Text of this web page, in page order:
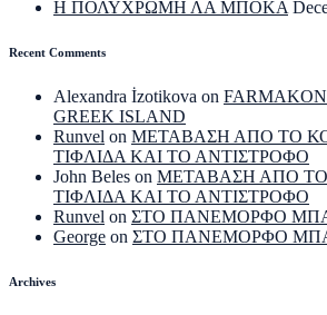
Η ΠΟΛΥΧΡΩΜΗ ΛΑ ΜΠΟΚΑ
Recent Comments
Alexandra İzotikova on
GREEK ISLAND
Runvel on ΜΕΤΑΒΑΣΗ ΑΠΟ ΤΟ
ΤΙΦΛΙΔΑ ΚΑΙ ΤΟ ΑΝΤΙΣΤΡΟΦΟ
John Beles on ΜΕΤΑΒΑΣΗ ΑΠΟ ΤΟ
ΤΙΦΛΙΔΑ ΚΑΙ ΤΟ ΑΝΤΙΣΤΡΟΦΟ
Runvel on ΣΤΟ ΠΑΝΕΜΟΡΦΟ
George on ΣΤΟ ΠΑΝΕΜΟΡΦΟ
Archives